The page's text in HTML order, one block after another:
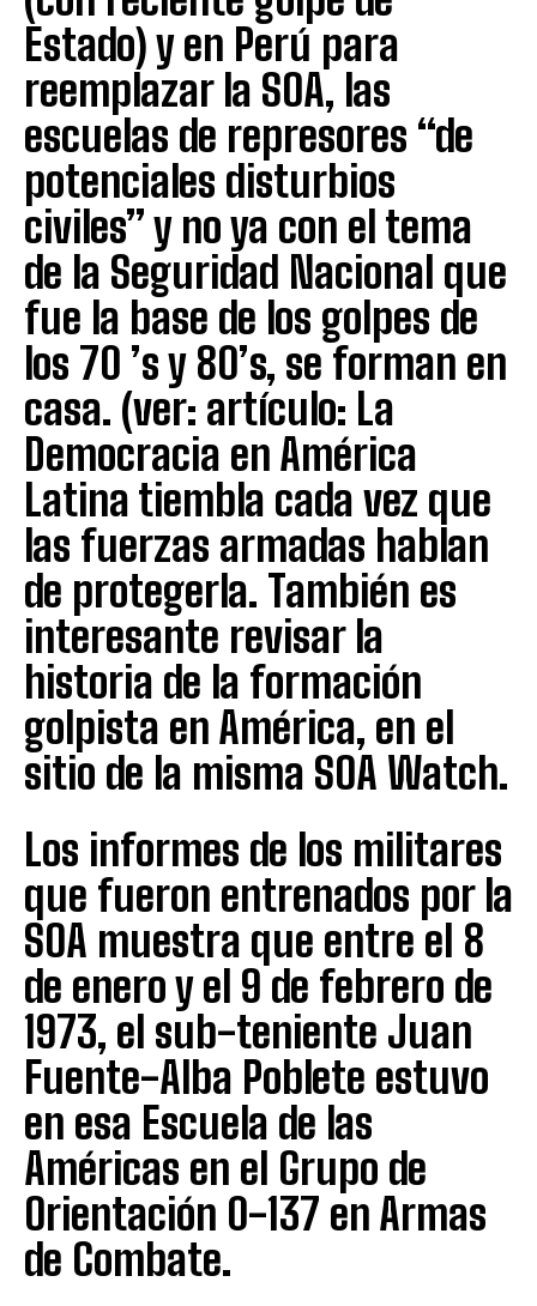
Estado) y en Perú para
reemplazar la SOA, las
escuelas de represores “de
potenciales disturbios
civiles” y no ya con el tema
de la Seguridad Nacional que
fue la base de los golpes de
los 70 ’s y 80’s, se forman en
casa. (ver: artículo: La
Democracia en América
Latina tiembla cada vez que
las fuerzas armadas hablan
de protegerla. También es
interesante revisar la
historia de la formación
golpista en América, en el
sitio de la misma SOA Watch.
Los informes de los militares
que fueron entrenados por la
SOA muestra que entre el 8
de enero y el 9 de febrero de
1973, el sub-teniente Juan
Fuente-Alba Poblete estuvo
en esa Escuela de las
Américas en el Grupo de
Orientación 0-137 en Armas
de Combate.